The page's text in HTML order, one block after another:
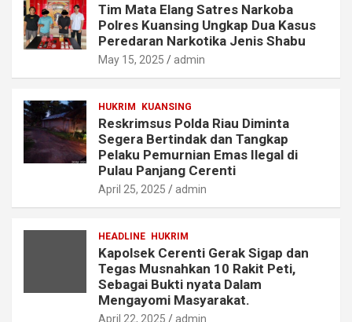
Tim Mata Elang Satres Narkoba
Polres Kuansing Ungkap Dua Kasus
Peredaran Narkotika Jenis Shabu
May 15, 2025 admin
HUKRIM KUANSING
Reskrimsus Polda Riau Diminta
Segera Bertindak dan Tangkap
Pelaku Pemurnian Emas Ilegal di
Pulau Panjang Cerenti
April 25, 2025 admin
HEADLINE HUKRIM
Kapolsek Cerenti Gerak Sigap dan
Tegas Musnahkan 10 Rakit Peti,
Sebagai Bukti nyata Dalam
Mengayomi Masyarakat.
April 22, 2025 admin